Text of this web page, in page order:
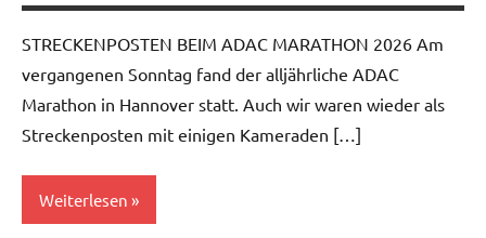
STRECKENPOSTEN BEIM ADAC MARATHON 2026 Am
vergangenen Sonntag fand der alljährliche ADAC
Marathon in Hannover statt. Auch wir waren wieder als
Streckenposten mit einigen Kameraden […]
Weiterlesen